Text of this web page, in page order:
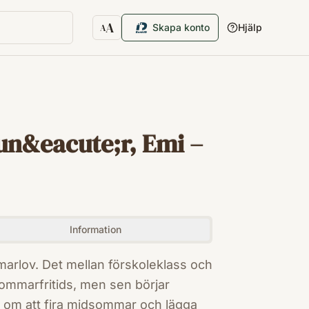
AA
Textstorlek
Skapa konto Hjälp
Emi –
Information
Det mellan förskoleklass och
men sen börjar
att fira midsommar och lägga